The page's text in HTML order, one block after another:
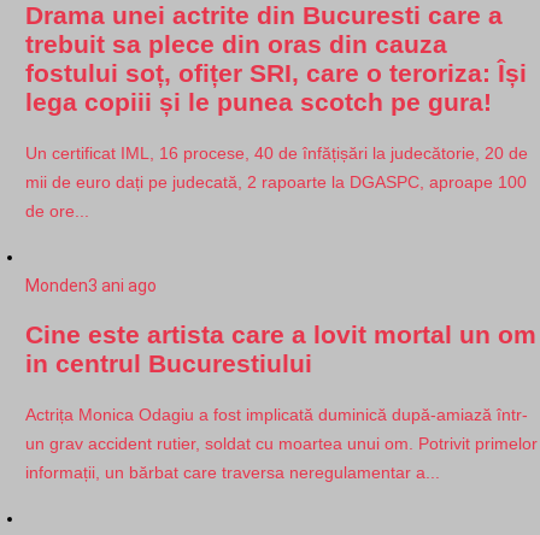
Drama unei actrite din Bucuresti care a
trebuit sa plece din oras din cauza
fostului soț, ofițer SRI, care o teroriza: Își
lega copiii și le punea scotch pe gura!
Un certificat IML, 16 procese, 40 de înfățișări la judecătorie, 20 de
mii de euro dați pe judecată, 2 rapoarte la DGASPC, aproape 100
de ore...
Monden3 ani ago
Cine este artista care a lovit mortal un om
in centrul Bucurestiului
Actrița Monica Odagiu a fost implicată duminică după-amiază într-
un grav accident rutier, soldat cu moartea unui om. Potrivit primelor
informații, un bărbat care traversa neregulamentar a...